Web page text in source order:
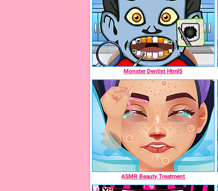
Monster Dentist Html5
ASMR Beauty Treatment